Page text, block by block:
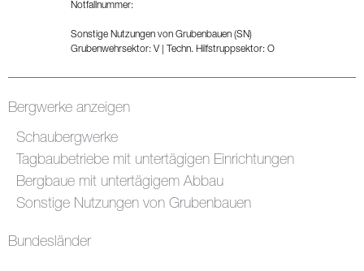
Bergwerke anzeigen
Schaubergwerke
Tagbaubetriebe mit untertägigen Einrichtungen
Bergbaue mit untertägigem Abbau
Sonstige Nutzungen von Grubenbauen
Bundesländer
Notfallnummer:
Sonstige Nutzungen von Grubenbauen (SN)
Grubenwehrsektor: V
Techn. Hilfstruppsektor: O